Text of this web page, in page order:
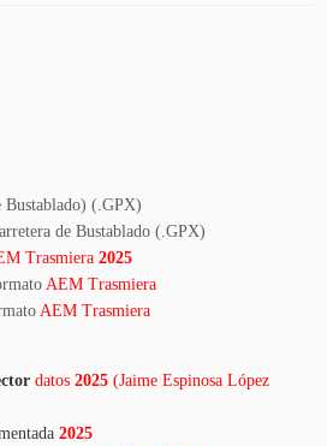
Bustablado) (.GPX)
de Bustablado (.GPX)
Trasmiera 2025
AEM Trasmiera
AEM Trasmiera
datos 2025 (Jaime Espinosa López
2025